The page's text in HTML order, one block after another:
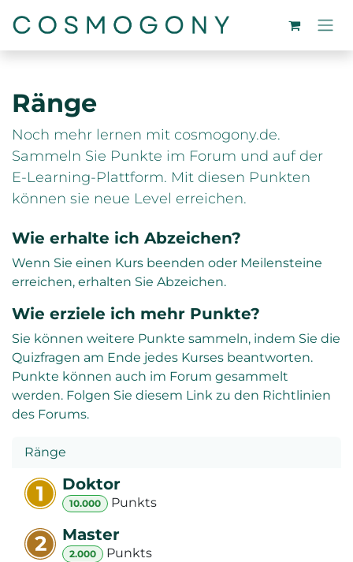
Ränge
Noch mehr lernen mit cosmogony.de.
Sammeln Sie Punkte im Forum und auf der
E-Learning-Plattform. Mit diesen Punkten
können sie neue Level erreichen.
Wie erhalte ich Abzeichen?
Wenn Sie einen Kurs beenden oder Meilensteine
erreichen, erhalten Sie Abzeichen.
Wie erziele ich mehr Punkte?
Sie können weitere Punkte sammeln, indem Sie die
Quizfragen am Ende jedes Kurses beantworten.
Punkte können auch im Forum gesammelt
werden. Folgen Sie diesem Link zu den Richtlinien
des Forums.
Ränge
Doktor
10.000 Punkts
Master
2.000 Punkts